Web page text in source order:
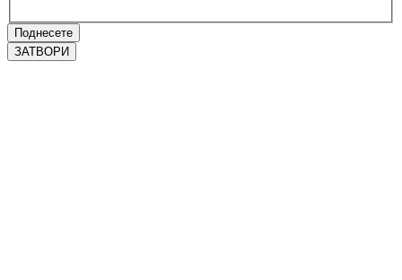
Поднесете
ЗАТВОРИ